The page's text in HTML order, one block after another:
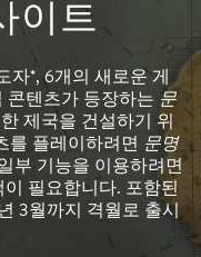
이트
자*, 6개의 새로운 게
콘텐츠가 등장하는 문
제국을 건설하기 위
를 플레이하려면 문명
부 기능을 이용하려면
필요합니다. 포함된
3월까지 격월로 출시